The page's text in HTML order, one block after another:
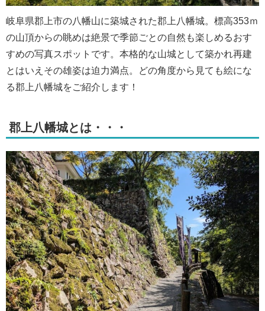
岐阜県郡上市の八幡山に築城された郡上八幡城。標高353ｍ
の山頂からの眺めは絶景で季節ごとの自然も楽しめるおす
すめの写真スポットです。本格的な山城として築かれ再建
とはいえその雄姿は迫力満点。どの角度から見ても絵にな
る郡上八幡城をご紹介します！
郡上八幡城とは・・・